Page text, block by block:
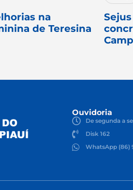
na
de Teresina
Ouvidoria
De segunda a
Disk 162
WhatsApp (86)